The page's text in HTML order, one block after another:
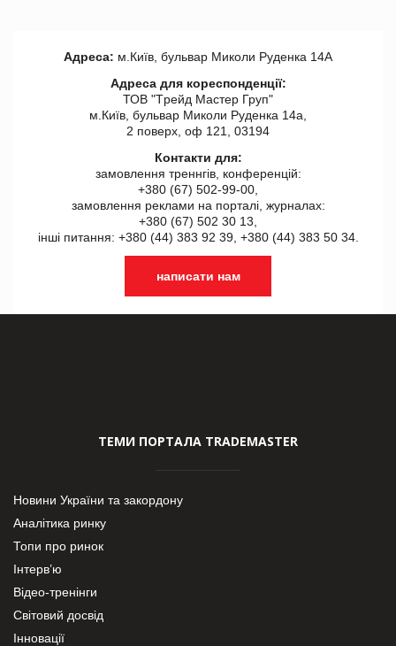
Адреса: м.Київ, бульвар Миколи Руденка 14А
Адреса для кореспонденції:
ТОВ "Tрейд Мастер Груп"
м.Київ, бульвар Миколи Руденка 14а,
2 поверх, оф 121, 03194
Контакти для:
замовлення треннгів, конференцій:
+380 (67) 502-99-00,
замовлення реклами на порталі, журналах:
+380 (67) 502 30 13,
інші питання: +380 (44) 383 92 39, +380 (44) 383 50 34.
написати нам
ТЕМИ ПОРТАЛА TRADEMASTER
Новини України та закордону
Аналітика ринку
Топи про ринок
Інтерв’ю
Відео-тренінги
Світовий досвід
Інновації